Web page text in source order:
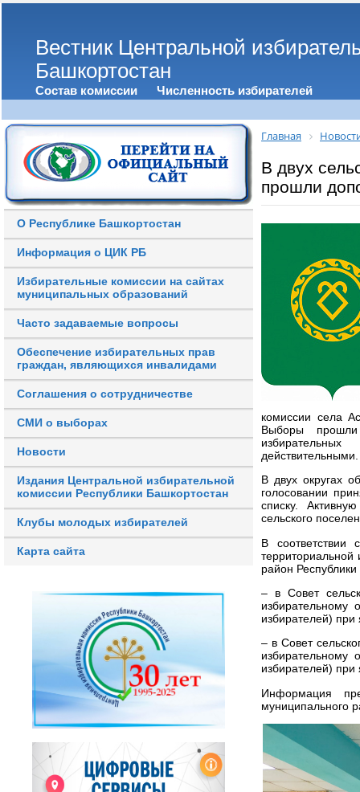
Вестник Центральной
Башкортостан
Состав комиссии Численность избирателей
О Республике Башкортостан
Информация о ЦИК РБ
Избирательные комиссии на сайтах
муниципальных образований
Часто задаваемые вопросы
Обеспечение избирательных прав
граждан, являющихся инвалидами
Соглашения о сотрудничестве
СМИ о выборах
Новости
Издания Центральной избирательной
комиссии Республики Башкортостан
Клубы молодых избирателей
Карта сайта
Главная
В двух
прошли
комиссии села
Выборы
действительными.
В двух округах
голосовании
списку.
сельского
В соответствии
территориальной
район
– в Совет
избирателей) при
– в Совет
избирательному
избирателей) при
Информация
муниципального